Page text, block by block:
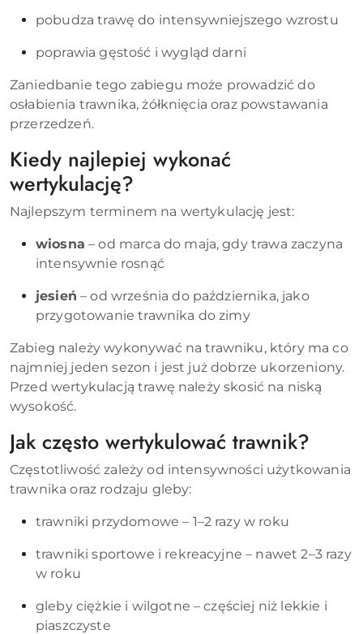
pobudza trawę do intensywniejszego wzrostu
poprawia gęstość i wygląd darni
Zaniedbanie tego zabiegu może prowadzić do
osłabienia trawnika, żółknięcia oraz powstawania
przerzedzeń.
Kiedy najlepiej wykonać
wertykulację?
Najlepszym terminem na wertykulację jest:
wiosna – od marca do maja, gdy trawa zaczyna
intensywnie rosnąć
jesień – od września do października, jako
przygotowanie trawnika do zimy
Zabieg należy wykonywać na trawniku, który ma co
najmniej jeden sezon i jest już dobrze ukorzeniony.
Przed wertykulacją trawę należy skosić na niską
wysokość.
Jak często wertykulować trawnik?
Częstotliwość zależy od intensywności użytkowania
trawnika oraz rodzaju gleby:
trawniki przydomowe – 1–2 razy w roku
trawniki sportowe i rekreacyjne – nawet 2–3 razy
w roku
gleby ciężkie i wilgotne – częściej niż lekkie i
piaszczyste